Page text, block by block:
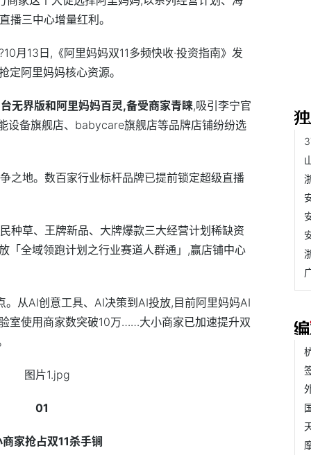
播三中心增量红利。
月13日,《阿里妈妈双11多频快收·投资指南》发
定阿里妈妈核心资源。
无界版和阿里妈妈百灵,备受商家青睐,吸引李宁官
设备旗舰店、babycare旗舰店等品牌店铺纷纷选
之地。数百家行业标杆品牌已提前锁定超级直播
种草、王牌新品、大牌爆款三大经营计划稀缺资
「全域领跑计划之行业赛道人群通」,赢店铺中心
。从AI创意工具、AI决策到AI投放,目前阿里妈妈AI
室使用商家数突破10万……大小商家已加速提升双
01
家抢占双11杀手锏